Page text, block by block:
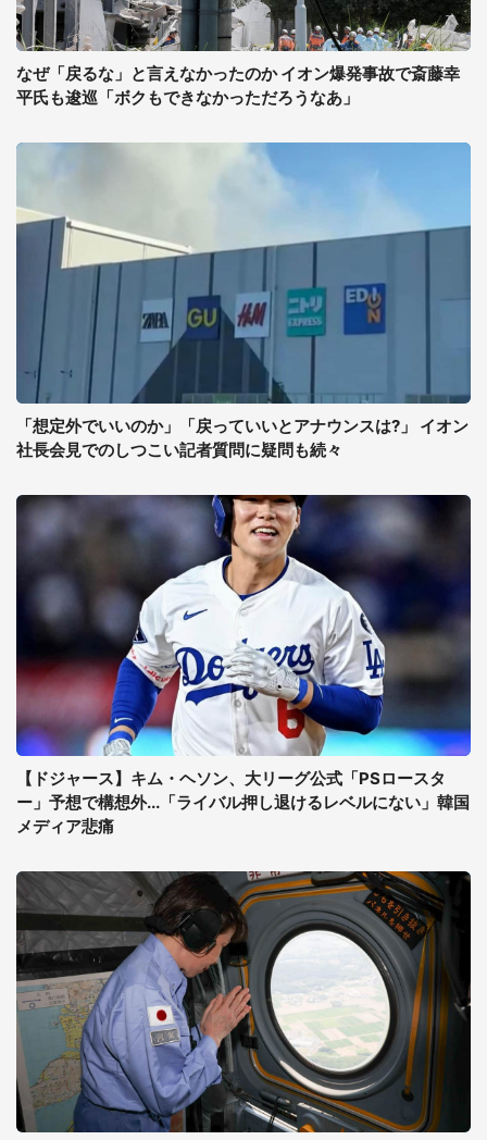
なぜ「戻るな」と言えなかったのか イオン爆発事故で斎藤幸
平氏も逡巡「ボクもできなかっただろうなあ」
「想定外でいいのか」「戻っていいとアナウンスは?」 イオン
社長会見でのしつこい記者質問に疑問も続々
【ドジャース】キム・ヘソン、大リーグ公式「PSロースタ
ー」予想で構想外...「ライバル押し退けるレベルにない」韓国
メディア悲痛